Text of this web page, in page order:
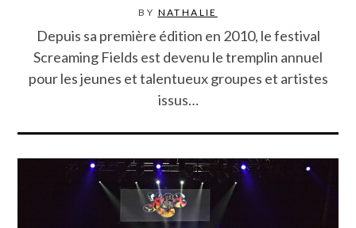
BY NATHALIE
Depuis sa première édition en 2010, le festival
Screaming Fields est devenu le tremplin annuel
pour les jeunes et talentueux groupes et artistes
issus…